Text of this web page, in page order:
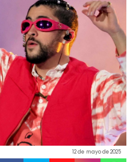
12 de mayo de 2025